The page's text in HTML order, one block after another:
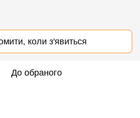
коли з'явиться
До обраного